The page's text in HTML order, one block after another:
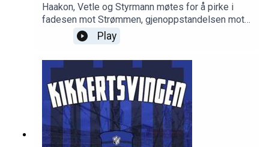
Haakon, Vetle og Styrmann møtes for å pirke i
fadesen mot Strømmen, gjenoppstandelsen mot
Bryne, kvinnenes semifinale i NM og mye mer!
Godt lytt!
Play